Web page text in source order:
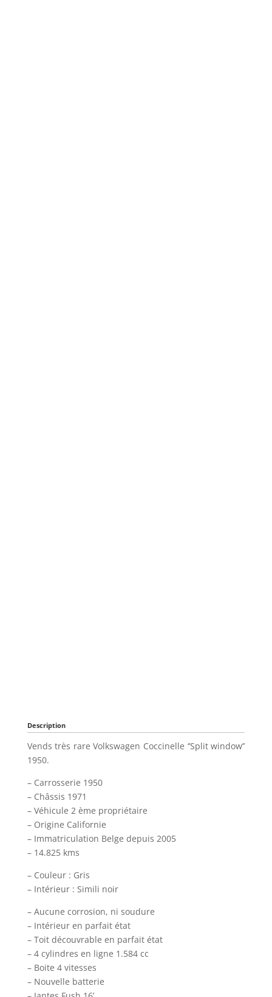
Description
Vends très rare Volkswagen Coccinelle ‘’Split window’’
1950.
– Carrosserie 1950
– Châssis 1971
– Véhicule 2 ème propriétaire
– Origine Californie
– Immatriculation Belge depuis 2005
– 14.825 kms
– Couleur : Gris
– Intérieur : Simili noir
– Aucune corrosion, ni soudure
– Intérieur en parfait état
– Toit découvrable en parfait état
– 4 cylindres en ligne 1.584 cc
– Boite 4 vitesses
– Nouvelle batterie